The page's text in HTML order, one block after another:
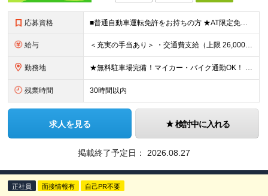
応募資格 ■普通自動車運転免許をお持ちの方 ★AT限定免許でも応募可能です。入社後に限定解除をします。 ■学歴不問 ★職種・業界未経験、社会人経験10年以上の方も大歓迎！ ≪こんな方にピッタリ≫ □ 人と関わ
給与 ＜充実の手当あり＞ ・交通費支給（上限 26,000円/月） ・精皆勤手当（20,000円） ・住宅手当（10,000円） ・家族手当（扶養：1人目10,000円、2人目以降5,000円 ※上限25,
勤務地 ★無料駐車場完備！マイカー・バイク通勤OK！ ★自然に囲まれた広々とした教習コースです！ 【スマートドライバースクール富士山】 静岡県裾野市須山2837番地の1 ※1年以内での他校の応援としての転
残業時間 30時間以内
求人を見る 検討中に入れる
掲載終了予定日： 2026.08.27
正社員 面接情報有 自己PR不要